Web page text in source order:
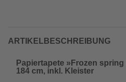
ARTIKELBESCHREIBUNG
Papiertapete »Frozen
184 cm, inkl. Kleister